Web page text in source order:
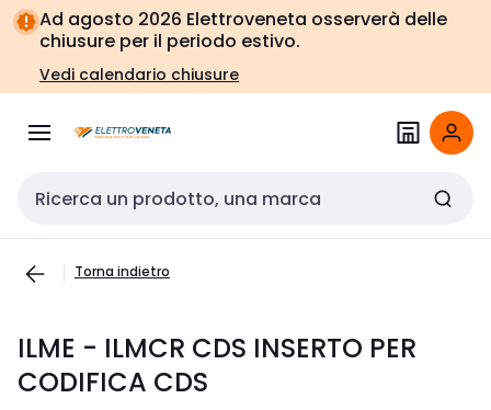
Vai alla
navigazione
Vai
alla
pagina
Ad agosto 2026 Elettroveneta osserverà delle
chiusure per il periodo estivo.
Vedi calendario chiusure
Cerca input
Torna indietro
ILME - ILMCR CDS INSERTO PER
CODIFICA CDS